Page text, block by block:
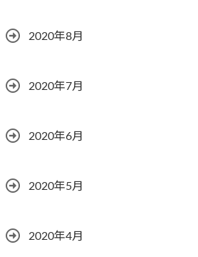
2020年8月
2020年7月
2020年6月
2020年5月
2020年4月